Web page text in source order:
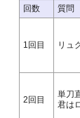
回数 質問
1回目 リュ
2回目
単刀
君は